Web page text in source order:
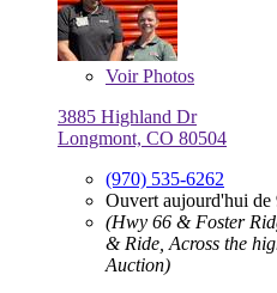
VoirPhotos
3885 Highland Dr
Longmont, CO 80504
(970) 535-6262
Ouvert aujourd'hui de
(Hwy 66 & Foster
& Ride, Across the
Auction)